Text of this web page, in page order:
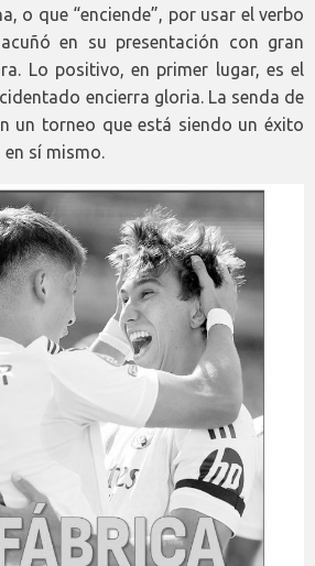
o que “enciende”, por usar el verbo
en su presentación con gran
Lo positivo, en primer lugar, es el
encierra gloria. La senda de
un torneo que está siendo un éxito
sí mismo.